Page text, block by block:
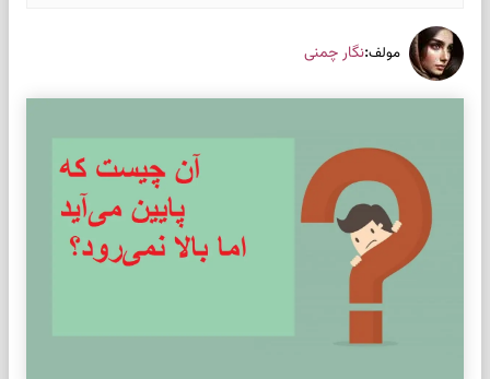
مولف:نگار چمنی